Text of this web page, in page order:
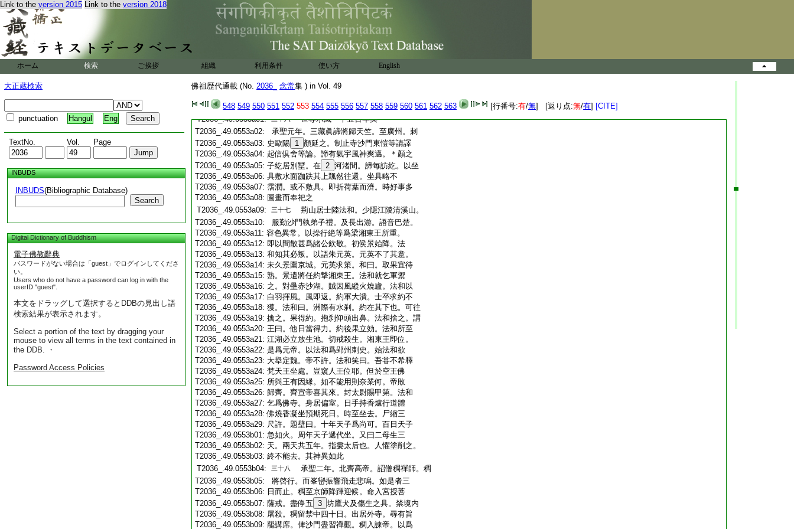
Link to the version 2015 Link to the version 2018
ホーム 検索 ご挨拶 組織 利用条件 使い方 English
大正蔵検索
punctuation Hangul Eng
TextNo. Vol. Page
INBUDS
INBUDS(Bibliographic Database)
Search
Digital Dictionary of Buddhism
電子佛教辭典
パスワードがない場合は「guest」でログインしてくださ
い。
Users who do not have a password can log in with the
userID "guest".
本文をドラッグして選択するとDDBの見出し語
検索結果が表示されます。
Select a portion of the text by dragging your
mouse to view all terms in the text contained in
the DDB. ・
Password Access Policies
佛祖歴代通載 (No. 2036_ 念常集 ) in Vol. 49
548 549 550 551 552 553 554 555 556 557 558 559 560 561 562 563 [行番号:有/無] [返り点:無/有] [CITE]
登太極殿御床脚陷。借立百日。陳覇先殺之
T2036_.49.0552c23:
三十五
壬申
元帝繹改承聖
字世誠。小字七符。武帝第七
子。初父夢僧眇一目執香爐
云。托生王宮。已而母夢月墜懷中。後生帝也。首封湘
東王。統義兵于江陵。既臺城失守。即位于江陵。復命
T2036_.49.0552c25:
魏進士襄弑之。壽四十七。在位三年
T2036_.49.0552c26: 西魏廢帝欽 由泰。帝不勝憤。欲除之。泰覺遂廢帝
T2036_.49.0552c27:
二年不改號
T2036_.49.0553a01: 三十六 世尊示滅一千五百年矣
T2036_.49.0553a02:
承聖元年。三藏眞諦將歸天竺。至廣州。刺
T2036_.49.0553a03: 史歐陽 1 顏延之。制止寺沙門東愷等請譯
T2036_.49.0553a04: 起信倶舍等論。諦有氣宇風神爽邁。＊顏之
T2036_.49.0553a05: 子紇居別墅。在 2 河渚間。諦毎訪紇。以坐
T2036_.49.0553a06: 具敷水面跏趺其上飄然往還。坐具略不
T2036_.49.0553a07: 霑潤。或不敷具。即折荷葉而濟。時好事多
T2036_.49.0553a08: 圖畫而奉祀之
T2036_.49.0553a09:
三十七
荊山居士陸法和。少隱江陵清溪山。
T2036_.49.0553a10:
服勤沙門執弟子禮。及長出游。語音巴楚。
T2036_.49.0553a11: 容色異常。以操行絶等爲梁湘東王所重。
T2036_.49.0553a12: 即以間散甚爲諸公欽敬。初侯景始降。法
T2036_.49.0553a13: 和知其必叛。以語朱元英。元英不了其意。
T2036_.49.0553a14: 未久景圍京城。元英求策。和曰。取果宜待
T2036_.49.0553a15: 熟。景遣將任約撃湘東王。法和就乞軍禦
T2036_.49.0553a16: 之。對壘赤沙湖。賊因風縱火燒廬。法和以
T2036_.49.0553a17: 白羽揮風。風即返。約軍大潰。士卒求約不
T2036_.49.0553a18: 獲。法和曰。洲際有水刹。約在其下也。可往
T2036_.49.0553a19: 擒之。果得約。抱刹仰頭出鼻。法和捨之。謂
T2036_.49.0553a20: 王曰。他日當得力。約後果立効。法和所至
T2036_.49.0553a21: 江湖必立放生池。切戒殺生。湘東王即位。
T2036_.49.0553a22: 是爲元帝。以法和爲郢州刺史。始法和欲
T2036_.49.0553a23: 大擧定魏。帝不許。法和笑曰。吾甞不希釋
T2036_.49.0553a24: 梵天王坐處。豈窺人王位耶。但於空王佛
T2036_.49.0553a25: 所與王有因縁。如不能用則奈業何。帝敗
T2036_.49.0553a26: 歸齊。齊宣帝喜其來。封太尉賜甲第。法和
T2036_.49.0553a27: 乞爲佛寺。身居偏室。日手持香爐行道體
T2036_.49.0553a28:佛燒香凝坐預期死日。時至坐去。尸縮三
T2036_.49.0553a29: 尺許。題壁曰。十年天子爲尚可。百日天子
T2036_.49.0553b01: 急如火。周年天子遞代坐。又曰二母生三
T2036_.49.0553b02: 天。兩天共五年。指婁太后也。人懼塗削之。
T2036_.49.0553b03: 終不能去。其神異如此
T2036_.49.0553b04:
三十八
承聖二年。北齊高帝。詔僧稠禪師。稠
T2036_.49.0553b05:
將啓行。而峯巒振響飛走悲鳴。如是者三
T2036_.49.0553b06: 日而止。稠至京師降蹕迎候。命入宮授菩
T2036_.49.0553b07: 薩戒。盡停五 3 坊鷹犬及傷生之具。禁境内
T2036_.49.0553b08: 屠殺。稠留禁中四十日。出居外寺。尋有旨
T2036_.49.0553b09: 罷講席。俾沙門盡習禪觀。稠入諫帝。以爲